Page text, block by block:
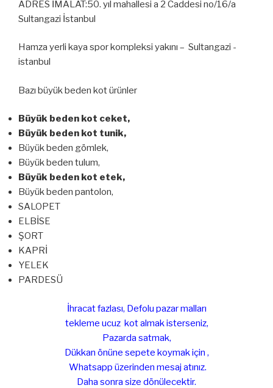
ADRES İMALAT:50. yıl mahallesi a 2 Caddesi no/16/a
Sultangazi İstanbul
Hamza yerli kaya spor kompleksi yakını – Sultangazi -
istanbul
Bazı büyük beden kot ürünler
Büyük beden kot ceket,
Büyük beden kot tunik,
Büyük beden gömlek,
Büyük beden tulum,
Büyük beden kot etek,
Büyük beden pantolon,
SALOPET
ELBİSE
ŞORT
KAPRİ
YELEK
PARDESÜ
İhracat fazlası, Defolu pazar malları
tekleme ucuz kot almak isterseniz,
Pazarda satmak,
Dükkan önüne sepete koymak için ,
Whatsapp üzerinden mesaj atınız.
Daha sonra size dönülecektir.